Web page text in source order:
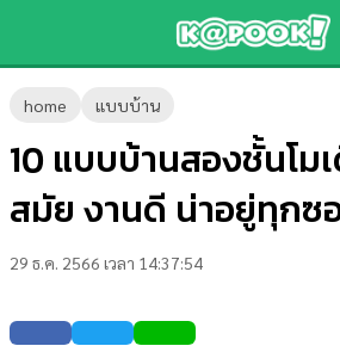
home แบบบ้าน
10 แบบบ้านสองชั้นโม
สมัย งานดี น่าอยู่ทุก
29 ธ.ค. 2566 เวลา 14:37:54
ข่าว-
ความ
รู้
บันเทิง